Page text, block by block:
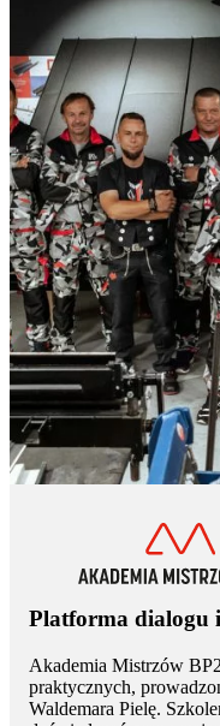
Platforma dialogu
Akademia Mistrzów
praktycznych,
Waldemara Pielę.